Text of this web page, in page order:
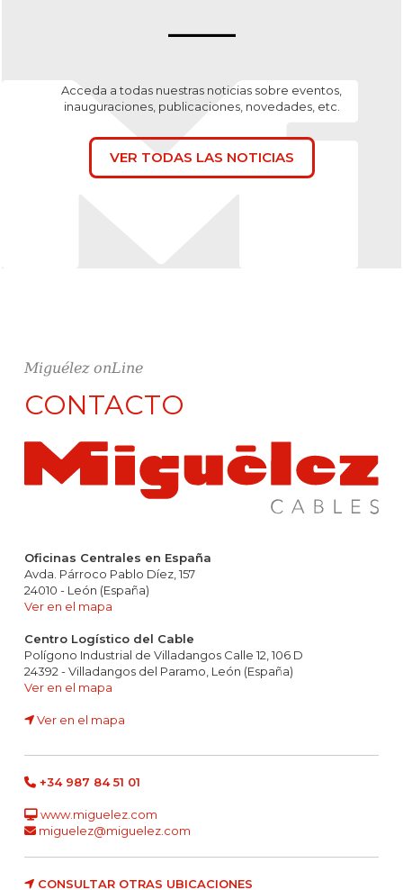
Acceda a todas nuestras noticias sobre eventos,
inauguraciones, publicaciones, novedades, etc.
VER TODAS LAS NOTICIAS
Miguélez onLine
CONTACTO
Oficinas Centrales en España
Avda. Párroco Pablo Díez, 157
24010 - León (España)
Ver en el mapa
Centro Logístico del Cable
Polígono Industrial de Villadangos Calle 12, 106 D
24392 - Villadangos del Paramo, León (España)
Ver en el mapa
Ver en el mapa
+34 987 84 51 01
www.miguelez.com
miguelez@miguelez.com
CONSULTAR OTRAS UBICACIONES